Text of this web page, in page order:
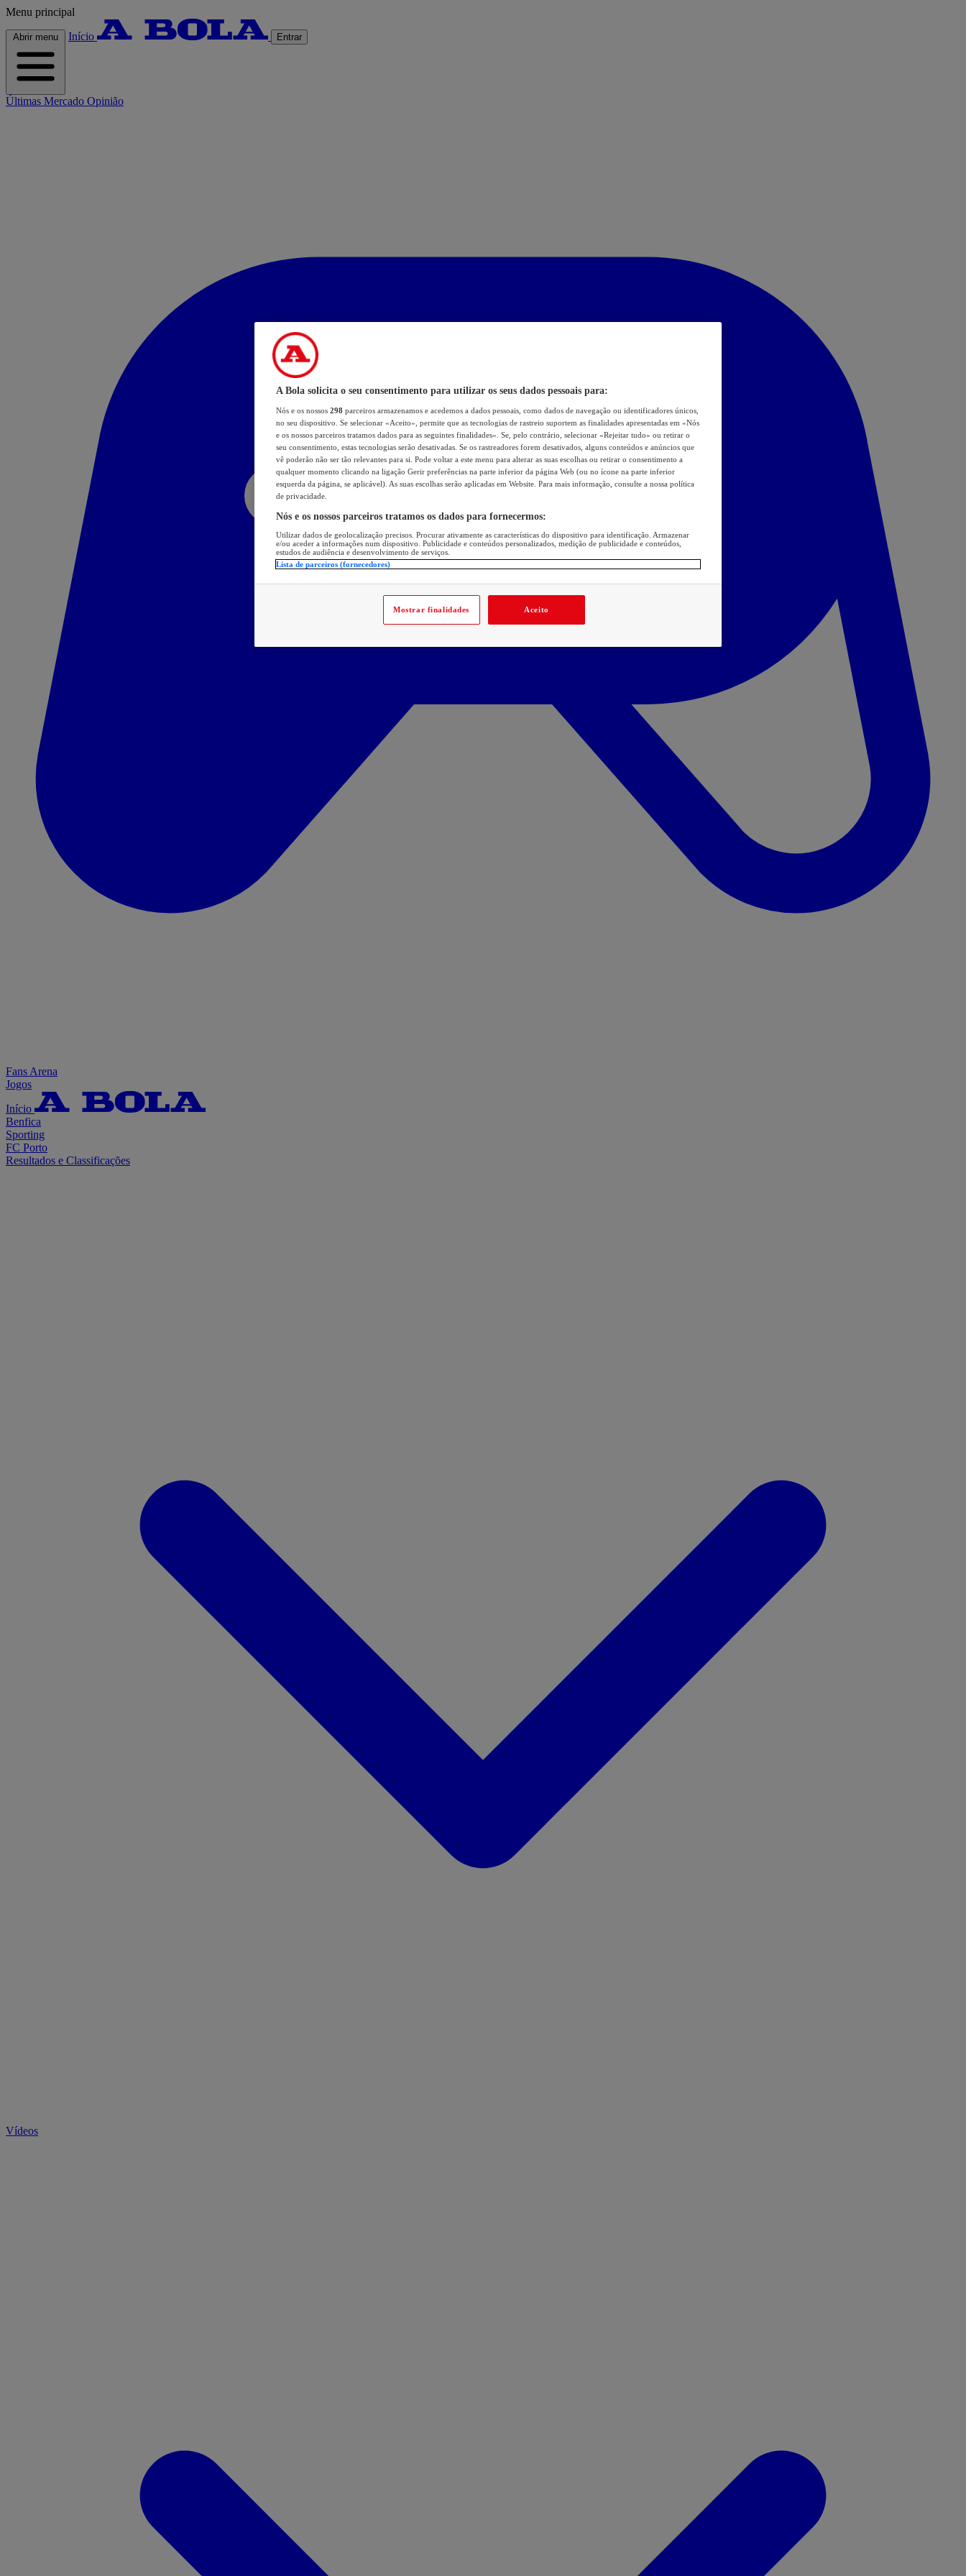
Menu principal
Abrir menu Início Entrar
Últimas Mercado Opinião
Fans Arena
Jogos
Início
Benfica
Sporting
FC Porto
Resultados e Classificações
Vídeos
A Bola solicita o seu consentimento para utilizar os seus dados pessoais para:
Nós e os nossos 298 parceiros armazenamos e acedemos a dados pessoais, como dados de navegação ou identificadores únicos,
no seu dispositivo. Se selecionar «Aceito», permite que as tecnologias de rastreio suportem as finalidades apresentadas em «Nós
e os nossos parceiros tratamos dados para as seguintes finalidades». Se, pelo contrário, selecionar «Rejeitar tudo» ou retirar o
seu consentimento, estas tecnologias serão desativadas. Se os rastreadores forem desativados, alguns conteúdos e anúncios que
vê poderão não ser tão relevantes para si. Pode voltar a este menu para alterar as suas escolhas ou retirar o consentimento a
qualquer momento clicando na ligação Gerir preferências na parte inferior da página Web (ou no ícone na parte inferior
esquerda da página, se aplicável). As suas escolhas serão aplicadas em Website. Para mais informação, consulte a nossa política
de privacidade.
Nós e os nossos parceiros tratamos os dados para fornecermos:
Utilizar dados de geolocalização precisos. Procurar ativamente as características do dispositivo para identificação. Armazenar
e/ou aceder a informações num dispositivo. Publicidade e conteúdos personalizados, medição de publicidade e conteúdos,
estudos de audiência e desenvolvimento de serviços.
Lista de parceiros (fornecedores)
Mostrar finalidades Aceito